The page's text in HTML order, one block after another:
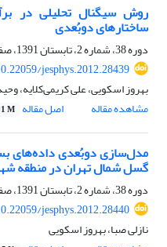
روش سیگنال تحلیلی در
ساختار‌‌های دوبُعدی
دوره 38، شماره 2، تابستان 1391، صفحه
jesphys.2012.28439
بهروز اسکویی، علی کریمی‌کلایه،
مشاهده مقاله
اصل مقاله M
گسل شمال تهران در منطقه
دوره 38، شماره 2، تابستان 1391، صفحه
jesphys.2012.28440
نازلی صبا، بهروز اسکویی